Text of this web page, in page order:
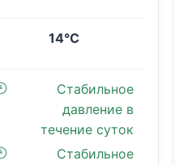
14°C
Стабильное
давление в
течение суток
Стабильное